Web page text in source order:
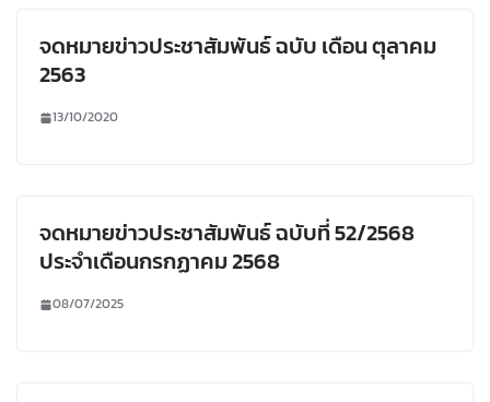
จดหมายข่าวประชาสัมพันธ์ ฉบับ เดือน ตุลาคม
2563
13/10/2020
จดหมายข่าวประชาสัมพันธ์ ฉบับที่ 52/2568
ประจำเดือนกรกฏาคม 2568
08/07/2025